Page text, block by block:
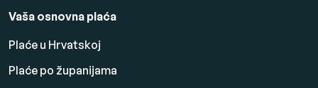
Vaša osnovna plaća
Plaće u Hrvatskoj
Plaće po županijama